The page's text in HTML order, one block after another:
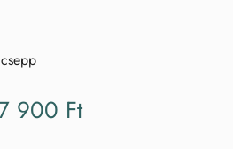
900 Ft